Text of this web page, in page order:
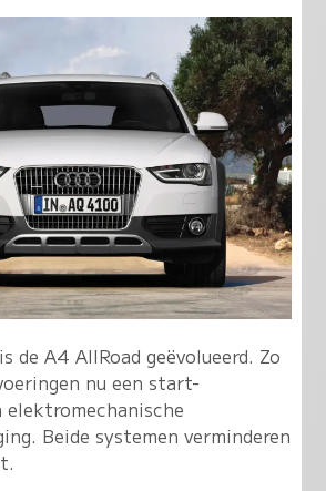
de A4 AllRoad geëvolueerd. Zo
nu een start-
Beide systemen verminderen